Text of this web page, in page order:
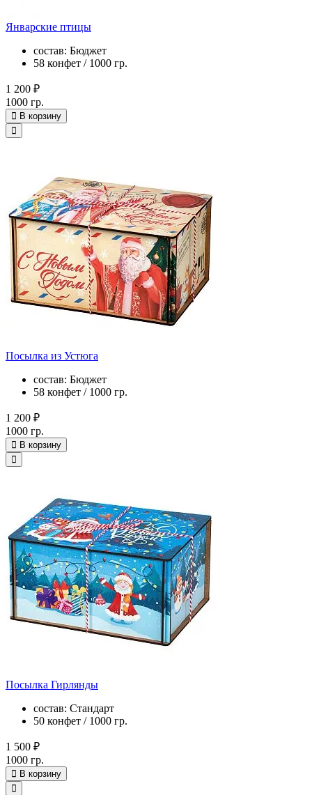
Январские птицы
состав: Бюджет
58 конфет / 1000 гр.
1 200 ₽
1000 гр.
В корзину
Посылка из Устюга
состав: Бюджет
58 конфет / 1000 гр.
1 200 ₽
1000 гр.
В корзину
Посылка Гирлянды
состав: Стандарт
50 конфет / 1000 гр.
1 500 ₽
1000 гр.
В корзину